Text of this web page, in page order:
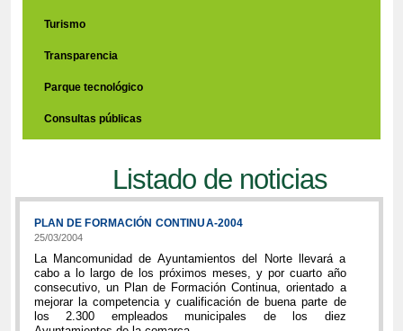
Turismo
Transparencia
Parque tecnológico
Consultas públicas
Listado de noticias
PLAN DE FORMACIÓN CONTINUA-2004
25/03/2004
La Mancomunidad de Ayuntamientos del Norte llevará a
cabo a lo largo de los próximos meses, y por cuarto año
consecutivo, un Plan de Formación Continua, orientado a
mejorar la competencia y cualificación de buena parte de
los 2.300 empleados municipales de los diez